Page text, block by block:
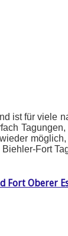
ist für viele
Fort
Fort Oberer